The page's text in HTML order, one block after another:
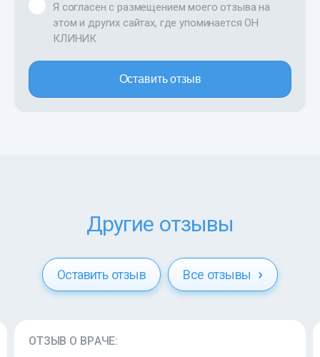
Я согласен с размещением моего отзыва на
этом и других сайтах, где упоминается ОН
КЛИНИК
Оставить отзыв
Другие отзывы
Оставить отзыв Все отзывы
ОТЗЫВ О ВРАЧЕ: